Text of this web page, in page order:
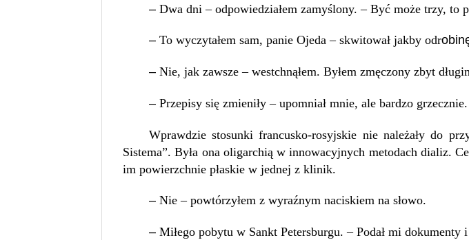
– Dwa dni – odpowiedziałem zamyślony. – Być może trzy, to
– To wyczytałem sam, panie Ojeda – skwitował jakby odr
– Nie, jak zawsze – westchnąłem. Byłem zmęczony zbyt
– Przepisy się zmieniły – upomniał mnie, ale bardzo grzecznie.
Wprawdzie stosunki francusko-rosyjskie nie należały do
Sistema”. Była ona oligarchią w innowacyjnych metodach dializ.
im powierzchnie płaskie w jednej z klinik.
– Nie – powtórzyłem z wyraźnym naciskiem na słowo.
– Miłego pobytu w Sankt Petersburgu. – Podał mi dokumenty